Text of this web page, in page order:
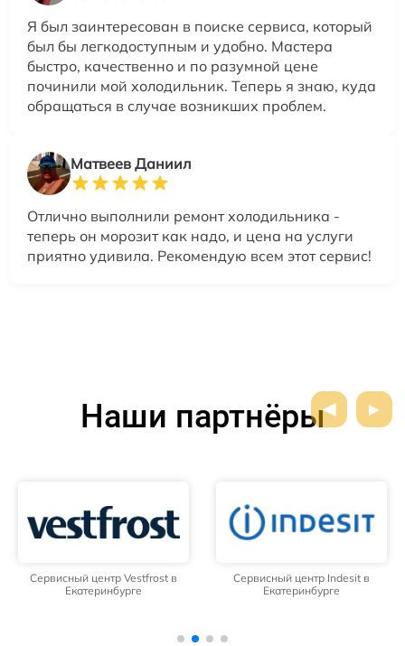
Я был заинтересован в поиске сервиса, который
был бы легкодоступным и удобно. Мастера
быстро, качественно и по разумной цене
починили мой холодильник. Теперь я знаю, куда
обращаться в случае возникших проблем.
Матвеев Даниил
Отлично выполнили ремонт холодильника -
теперь он морозит как надо, и цена на услуги
приятно удивила. Рекомендую всем этот сервис!
Наши партнёры
Сервисный центр Vestfrost в
Екатеринбурге
Сервисный центр Indesit в
Екатеринбурге